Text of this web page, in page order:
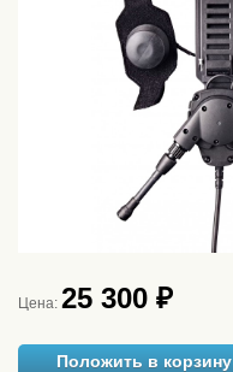
Цена: 25 300 ₽
Положить в корзину